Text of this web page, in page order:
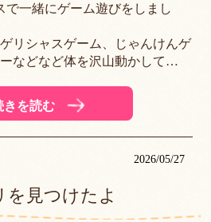
で一緒にゲーム遊びをしまし
リシャスゲーム、じゃんけんゲ
などなど体を沢山動かして…
きを読む
2026/05/27
を見つけたよ